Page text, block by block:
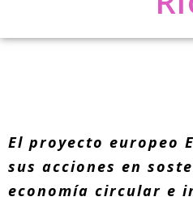
El proyecto europeo
sus acciones en
economía circular e